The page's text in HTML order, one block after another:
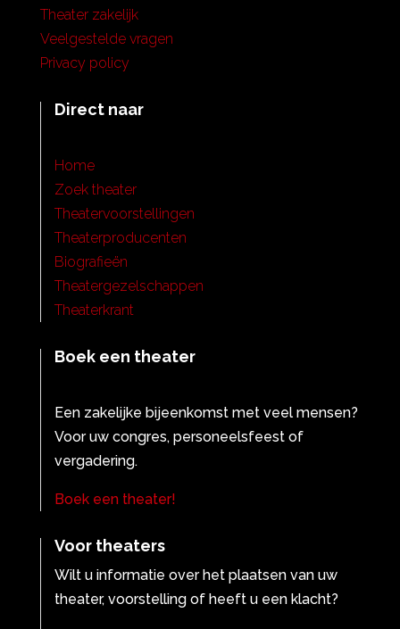
Theater zakelijk
Veelgestelde vragen
Privacy policy
Direct naar
Home
Zoek theater
Theatervoorstellingen
Theaterproducenten
Biografieën
Theatergezelschappen
Theaterkrant
Boek een theater
Een zakelijke bijeenkomst met veel mensen?
Voor uw congres, personeelsfeest of
vergadering.
Boek een theater!
Voor theaters
Wilt u informatie over het plaatsen van uw
theater, voorstelling of heeft u een klacht?